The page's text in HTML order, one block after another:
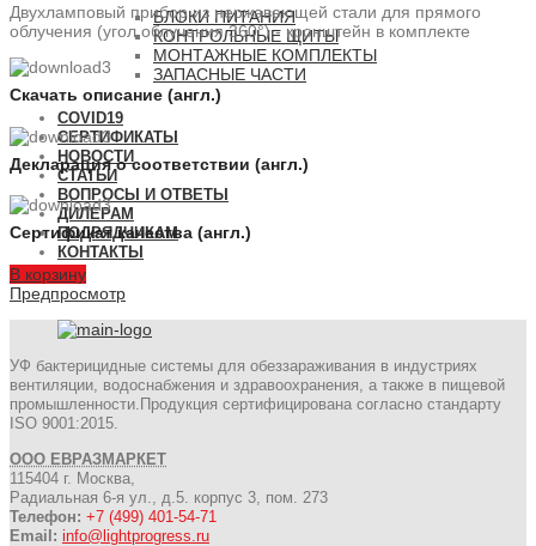
БЛОКИ ПИТАНИЯ
КОНТРОЛЬНЫЕ ЩИТЫ
МОНТАЖНЫЕ КОМПЛЕКТЫ
ЗАПАСНЫЕ ЧАСТИ
COVID19
СЕРТИФИКАТЫ
НОВОСТИ
СТАТЬИ
ВОПРОСЫ И ОТВЕТЫ
ДИЛЕРАМ
ПОДРЯДЧИКАМ
КОНТАКТЫ
Двухламповый прибор из нержавеющей стали для прямого
облучения (угол облучения 360°) - кронштейн в комплекте
Скачать описание (англ.)
Декларация о соответствии (англ.)
Сертификат качества (англ.)
В корзину
Предпросмотр
УФ бактерицидные системы для обеззараживания в индустриях
вентиляции, водоснабжения и здравоохранения, а также в пищевой
промышленности.Продукция сертифицирована согласно стандарту
ISO 9001:2015.
ООО ЕВРАЗМАРКЕТ
115404 г. Москва,
Радиальная 6-я ул., д.5. корпус 3, пом. 273
Телефон: +7 (499) 401-54-71
Email: info@lightprogress.ru